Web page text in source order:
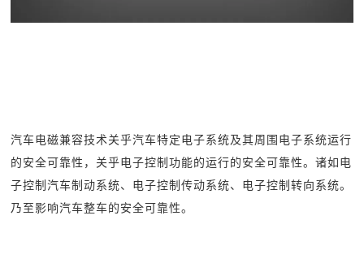
汽车电磁兼容技术关乎汽车特定电子系统及其周围电子系统运行
的安全可靠性，关乎电子控制功能的运行的安全可靠性。诸如电
子控制汽车制动系统、电子控制传动系统、电子控制转向系统。
乃至影响汽车整车的安全可靠性。